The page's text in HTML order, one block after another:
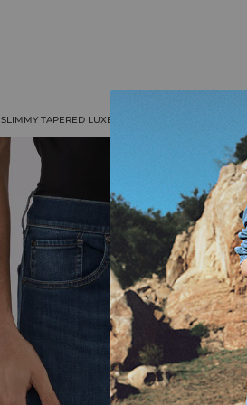
SLIMMY TAPERED LUXE PERFORMANCE GRAPEVINE